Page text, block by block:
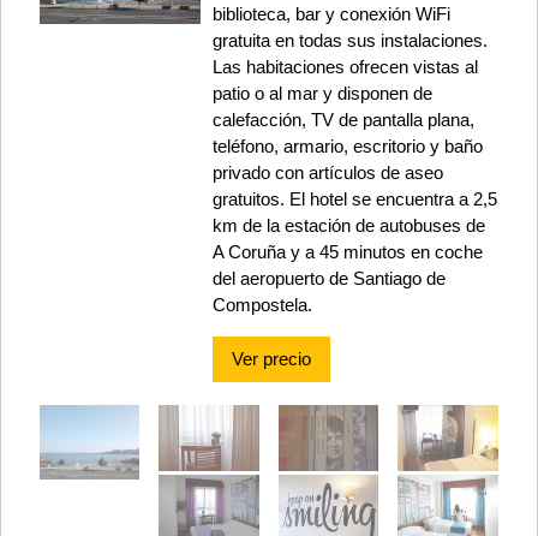
biblioteca, bar y conexión WiFi
gratuita en todas sus instalaciones.
Las habitaciones ofrecen vistas al
patio o al mar y disponen de
calefacción, TV de pantalla plana,
teléfono, armario, escritorio y baño
privado con artículos de aseo
gratuitos. El hotel se encuentra a 2,5
km de la estación de autobuses de
A Coruña y a 45 minutos en coche
del aeropuerto de Santiago de
Compostela.
Ver precio